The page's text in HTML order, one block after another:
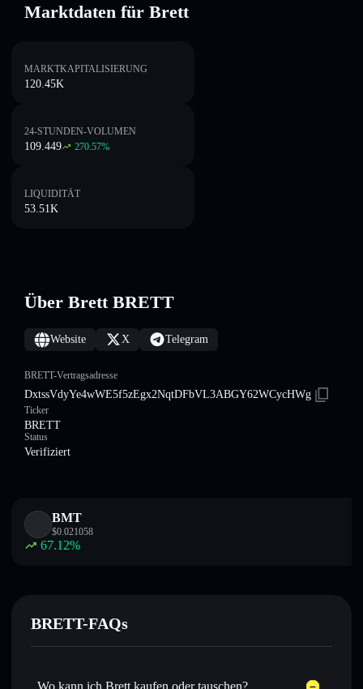
Marktdaten für Brett
MARKTKAPITALISIERUNG
120.45K
24-STUNDEN-VOLUMEN
109.449 270.57%
LIQUIDITÄT
53.51K
Über Brett BRETT
Website X Telegram
BRETT-Vertragsadresse
DxtssVdyYe4wWE5f5zEgx2NqtDFbVL3ABGY62WCycHWg
Ticker
BRETT
Status
Verifiziert
BMT
$0.021058
67.12%
BRETT-FAQs
Wo kann ich Brett kaufen oder tauschen?